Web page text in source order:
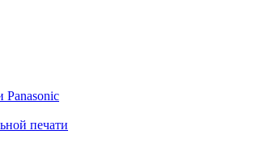
Panasonic
печати